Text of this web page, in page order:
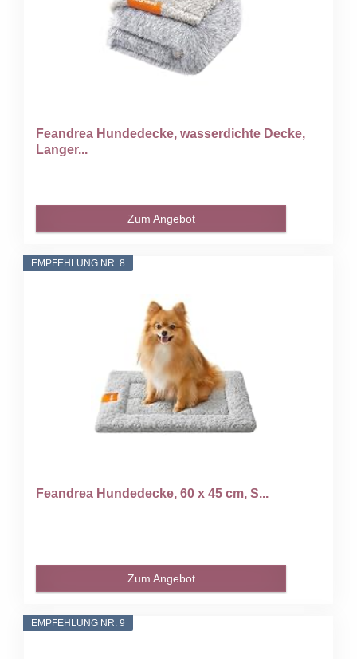
Feandrea Hundedecke, wasserdichte Decke,
Langer...
Zum Angebot
EMPFEHLUNG NR. 8
Feandrea Hundedecke, 60 x 45 cm, S...
Zum Angebot
EMPFEHLUNG NR. 9